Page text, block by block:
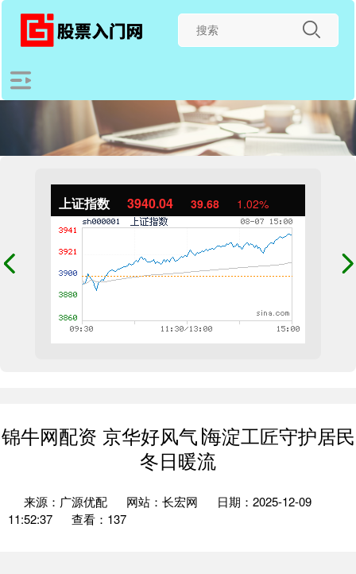
上证指数 3940.04 39.68 1.02%
锦牛网配资 京华好风气∣海淀工匠守护居民
冬日暖流
来源：广源优配 网站：长宏网
日期：2025-12-09
11:52:37
查看：137